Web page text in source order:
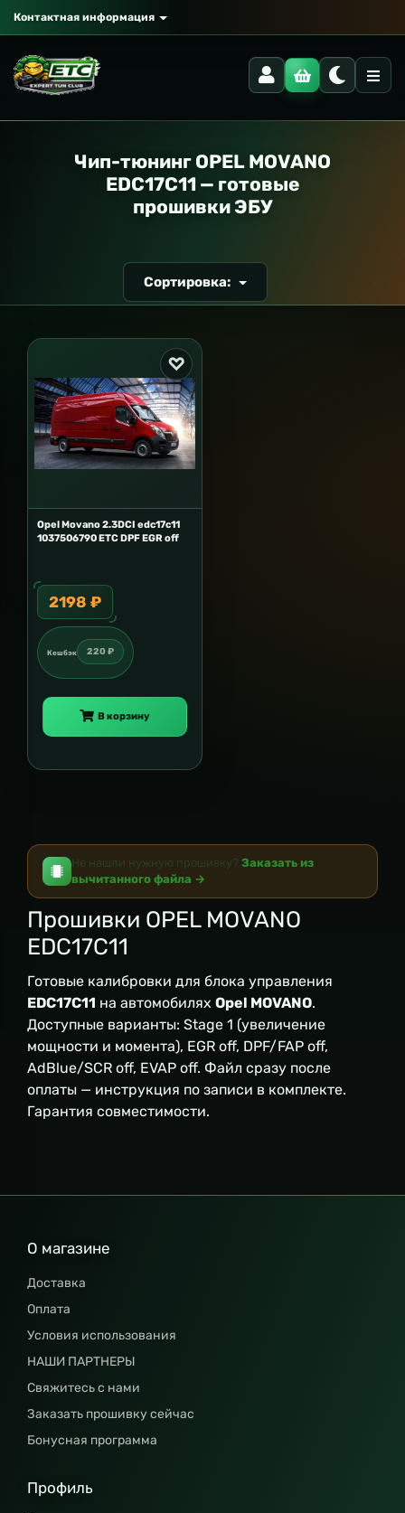
Контактная информация
Чип-тюнинг OPEL MOVANO
EDC17C11 — готовые
прошивки ЭБУ
Сортировка:
Opel Movano 2.3DCI edc17c11
1037506790 ETC DPF EGR off
2198 ₽
Кешбэк 220 ₽
В корзину
Не нашли нужную прошивку? Заказать из
вычитанного файла →
Прошивки OPEL MOVANO
EDC17C11
Готовые калибровки для блока управления
EDC17C11 на автомобилях Opel MOVANO.
Доступные варианты: Stage 1 (увеличение
мощности и момента), EGR off, DPF/FAP off,
AdBlue/SCR off, EVAP off. Файл сразу после
оплаты — инструкция по записи в комплекте.
Гарантия совместимости.
О магазине
Доставка
Оплата
Условия использования
НАШИ ПАРТНЕРЫ
Свяжитесь с нами
Заказать прошивку сейчас
Бонусная программа
Профиль